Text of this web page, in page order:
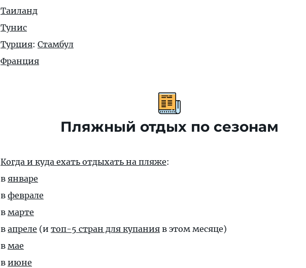
Таиланд
Тунис
Турция: Стамбул
Франция
Пляжный отдых по сезонам
Когда и куда ехать отдыхать на пляже:
в январе
в феврале
в марте
в апреле (и топ-5 стран для купания в этом месяце)
в мае
в июне